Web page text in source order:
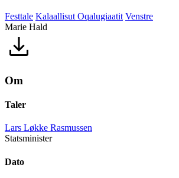
Festtale Kalaallisut Oqalugiaatit Venstre
Marie Hald
Om
Taler
Lars Løkke Rasmussen
Statsminister
Dato